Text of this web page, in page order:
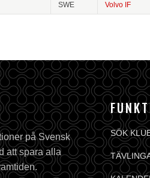
SWE Volvo IF
på Svensk
att spara alla
SÖK